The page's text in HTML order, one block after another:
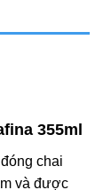
355ml
chai
và được